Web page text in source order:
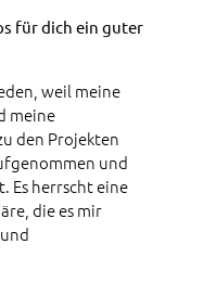
für dich ein guter
weil meine
meine
den Projekten
und
Es herrscht eine
die es mir